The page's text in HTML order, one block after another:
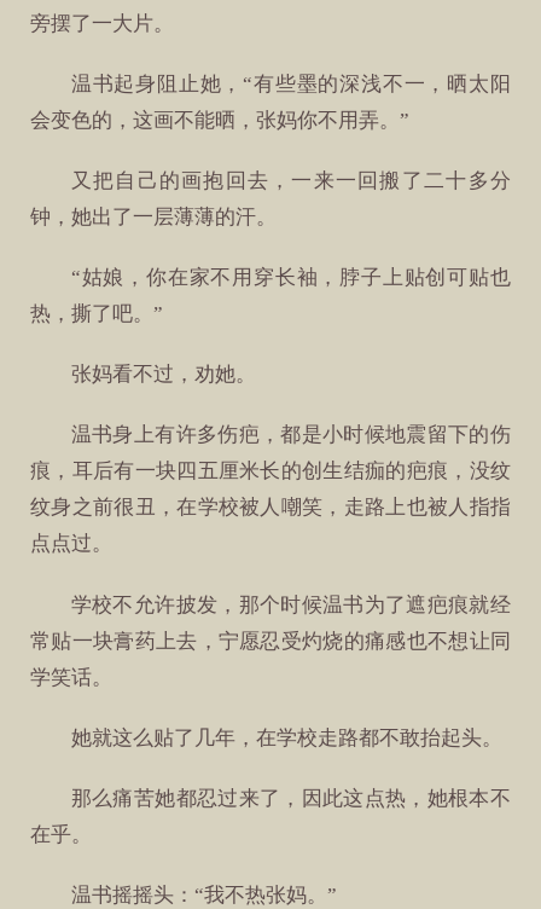
旁摆了一大片。
温书起身阻止她，“有些墨的深浅不一，晒太阳
会变色的，这画不能晒，张妈你不用弄。”
又把自己的画抱回去，一来一回搬了二十多分
钟，她出了一层薄薄的汗。
“姑娘，你在家不用穿长袖，脖子上贴创可贴也
热，撕了吧。”
张妈看不过，劝她。
温书身上有许多伤疤，都是小时候地震留下的伤
痕，耳后有一块四五厘米长的创生结痂的疤痕，没纹
纹身之前很丑，在学校被人嘲笑，走路上也被人指指
点点过。
学校不允许披发，那个时候温书为了遮疤痕就经
常贴一块膏药上去，宁愿忍受灼烧的痛感也不想让同
学笑话。
她就这么贴了几年，在学校走路都不敢抬起头。
那么痛苦她都忍过来了，因此这点热，她根本不
在乎。
温书摇摇头：“我不热张妈。”